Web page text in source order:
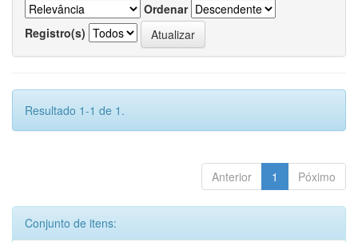
Ordenar
Registro(s)
Resultado 1-1 de 1.
Anterior 1 Póximo
Conjunto de itens: